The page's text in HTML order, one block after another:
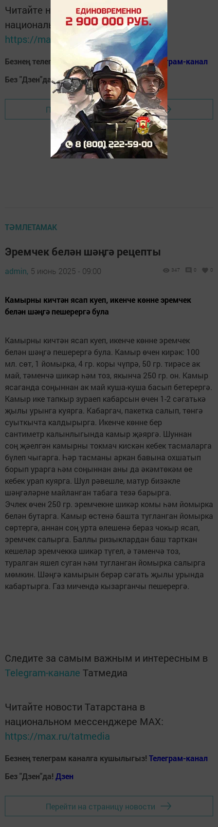
Читайте новости Татарстана в
национальном мессенджере MАХ:
https://max.ru/tatmedia
Безнең телеграм каналга кушылыгыз!Телеграм-канал
Без "Дзен"да!Дзен
Перейти на страницу новости
ТӘМЛЕТАМАК
Эремчек белән шәңгә рецепты
admin, 5 июнь 2025 - 09:00 347 0 0
Камырны кичтән ясап куеп, икенче көнне эремчек
белән шәңгә пешерергә була
Камырны кичтән ясап куеп, икенче көнне эремчек
белән шәңгә пешерергә була. Камыр өчен кирәк: 100
мл. сөт, 1 йомырка, 4 гр. коры чүпрә, 50 гр. тирәсе ак
май, тәменчә шикәр һәм тоз, якынча 250 гр. он. Камыр
ясаганда соңыннан ак май куша-куша басып бетерергә.
Камыр ике тапкыр зураеп кабарсын өчен 1-2 сәгатькә
җылы урынга куярга. Кабаргач, пакетка салып, төнгә
суыткычта калдырырга. Икенче көнне бер
сантиметр калынлыгында камыр җәяргә. Шуннан
соң җәелгән камырны токмач кискән кебек тасмаларга
бүлеп чыгарга. Һәр тасманы аркан бавына охшатып
борып урарга һәм соңыннан аны да әкәмтөкәм өе
кебек урап куярга. Шул рәвешле, матур бизәкле
шәңгәләрне майланган табага тезә барырга.
Эчлек өчен 250 гр. эремчекне шикәр комы һәм йомырка
белән бутарга. Камыр өстенә башта тугланган йомырка
сөртергә, аннан соң урта өлешенә бераз чокыр ясап,
эремчек салырга. Баллы ризыклардан баш тарткан
кешеләр эремчеккә шикәр түгел, ә тәменчә тоз,
туралган яшел суган һәм тугланган йомырка салырга
мөмкин. Шәңгә камырын берәр сәгать җылы урында
кабартырга. Газ мичендә кызарганчы пешерергә.
Следите за самым важным и интересным в
Telegram-канале Татмедиа
Читайте новости Татарстана в
национальном мессенджере MАХ:
https://max.ru/tatmedia
Безнең телеграм каналга кушылыгыз! Телеграм-канал
Без "Дзен"да! Дзен
Перейти на страницу новости